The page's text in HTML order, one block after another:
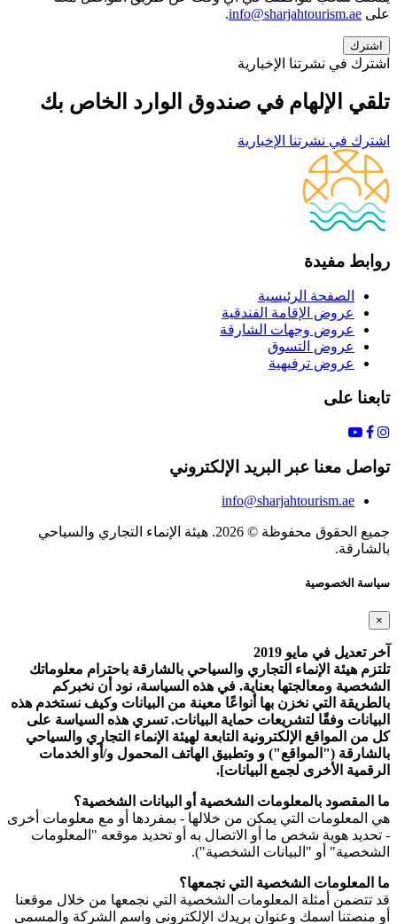
على info@sharjahtourism.ae
.
اشترك في نشرتنا الإخبارية
تلقي الإلهام في صندوق الوارد الخاص بك
اشترك في نشرتنا الإخبارية
روابط مفيدة
الصفحة الرئيسية
عروض الإقامة الفندقية
عروض وجهات الشارقة
عروض التسوق
عروض ترفيهية
تابعنا على
تواصل معنا عبر البريد الإلكتروني
info@sharjahtourism.ae
جميع الحقوق محفوظة © 2026. هيئة الإنماء التجاري والسياحي
بالشارقة.
سياسة الخصوصية
×
آخر تعديل في مايو 2019
تلتزم هيئة الإنماء التجاري والسياحي بالشارقة باحترام معلوماتك
الشخصية ومعالجتها بعناية. في هذه السياسة، نود أن نخبركم
بالطريقة التي نخزن بها أنواعًا معينة من البيانات وكيف نستخدم هذه
البيانات وفقًا لتشريعات حماية البيانات. تسري هذه السياسة على
كل من المواقع الإلكترونية التابعة لهيئة الإنماء التجاري والسياحي
بالشارقة ("المواقع") و وتطبيق الهاتف المحمول و/أو الخدمات
الرقمية الأخرى لجمع البيانات].
ما المقصود بالمعلومات الشخصية أو البيانات الشخصية؟
هي المعلومات التي يمكن من خلالها - بمفردها أو مع معلومات أخرى
- تحديد هوية شخص ما أو الاتصال به أو تحديد موقعه "المعلومات
الشخصية" أو "البيانات الشخصية").
ما المعلومات الشخصية التي نجمعها؟
قد تتضمن أمثلة المعلومات الشخصية التي نجمعها من خلال موقعنا
أو منصتنا اسمك وعنوان بريدك الإلكتروني واسم الشركة والمسمى